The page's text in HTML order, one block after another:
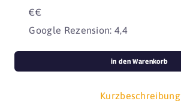
€€
Google Rezension: 4,4
Kurzbeschreibung
in den Warenkorb